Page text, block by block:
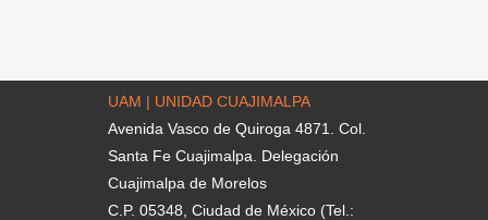
UAM | UNIDAD CUAJIMALPA
Avenida Vasco de Quiroga 4871. Col.
Santa Fe Cuajimalpa. Delegación
Cuajimalpa de Morelos
C.P. 05348, Ciudad de México (Tel.: